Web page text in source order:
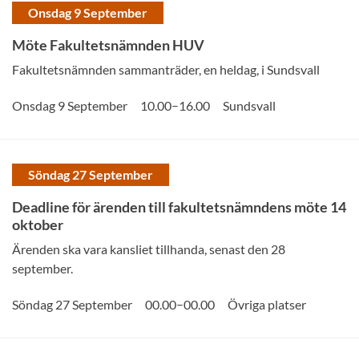
Onsdag 9 September
Möte Fakultetsnämnden HUV
Fakultetsnämnden sammanträder, en heldag, i Sundsvall
Onsdag 9 September 10.00–16.00 Sundsvall
Söndag 27 September
Deadline för ärenden till fakultetsnämndens möte 14
oktober
Ärenden ska vara kansliet tillhanda, senast den 28
september.
Söndag 27 September 00.00–00.00 Övriga platser